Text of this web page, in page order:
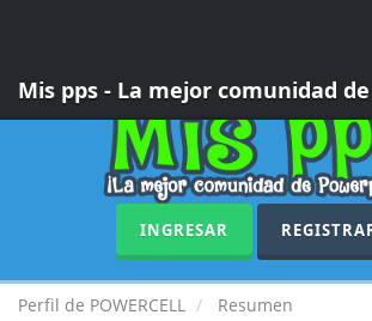
Mis pps - La mejor comunidad
INGRESAR
Perfil de POWERCELL Resumen